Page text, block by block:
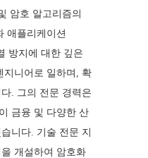
암호 알고리즘의
애플리케이션
방지에 대한 깊은
지니어로 일하며, 확
. 그의 전문 경력은
금융 및 다양한 산
니다. 기술 전문 지
개설하여 암호화